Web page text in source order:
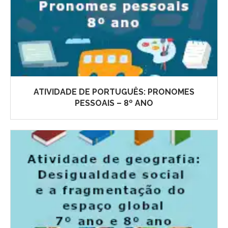
ATIVIDADE DE PORTUGUÊS: PRONOMES
PESSOAIS – 8º ANO